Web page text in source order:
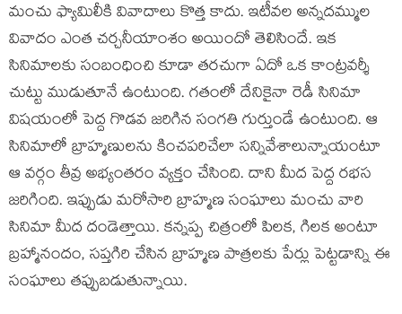
మంచు ఫ్యామిలీకి వివాదాలు కొత్త కాదు. ఇటీవ‌ల అన్న‌ద‌మ్ముల
వివాదం ఎంత చ‌ర్చ‌నీయాంశం అయిందో తెలిసిందే. ఇక
సినిమాల‌కు సంబంధించి కూడా త‌ర‌చుగా ఏదో ఒక కాంట్ర‌వ‌ర్శీ
చుట్టు ముడుతూనే ఉంటుంది. గ‌తంలో దేనికైనా రెడీ సినిమా
విష‌యంలో పెద్ద గొడ‌వ జ‌రిగిన సంగ‌తి గుర్తుండే ఉంటుంది. ఆ
సినిమాలో బ్రాహ్మ‌ణుల‌ను కించ‌ప‌రిచేలా స‌న్నివేశాలున్నాయంటూ
ఆ వ‌ర్గం తీవ్ర అభ్యంత‌రం వ్య‌క్తం చేసింది. దాని మీద పెద్ద ర‌భ‌స
జ‌రిగింది. ఇప్పుడు మ‌రోసారి బ్రాహ్మ‌ణ సంఘాలు మంచు వారి
సినిమా మీద దండెత్తాయి. క‌న్న‌ప్ప‌ చిత్రంలో పిల‌క‌, గిల‌క అంటూ
బ్ర‌హ్మానందం, స‌ప్త‌గిరి చేసిన బ్రాహ్మ‌ణ పాత్ర‌ల‌కు పేర్లు పెట్ట‌డాన్ని ఈ
సంఘాలు త‌ప్పుబ‌డుతున్నాయి.